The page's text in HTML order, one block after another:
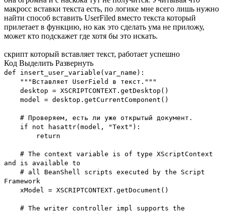
макросс вставки текста есть, по логике мне всего лишь нужно
найти способ вставить UserFiled вместо текста который
прилетает в функцию, но как это сделать ума не приложу,
может кто подскажет где хотя бы это искать.
скрипт который вставляет текст, работает успешно
Код Выделить Развернуть
def insert_user_variable(var_name):
"""Вставляет UserField в текст."""
desktop = XSCRIPTCONTEXT.getDesktop()
model = desktop.getCurrentComponent()
# Проверяем, есть ли уже открытый документ.
if not hasattr(model, "Text"):
return
# The context variable is of type XScriptContext
and is available to
# all BeanShell scripts executed by the Script
Framework
xModel = XSCRIPTCONTEXT.getDocument()
# The writer controller impl supports the